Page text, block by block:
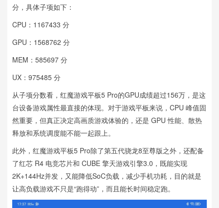
分，具体子项如下：
CPU：1167433 分
GPU：1568762 分
MEM：585697 分
UX：975485 分
从子项分数看，红魔游戏平板5 Pro的GPU成绩超过156万，是这
台设备游戏属性最直接的体现。对于游戏平板来说，CPU 峰值固
然重要，但真正决定高画质游戏体验的，还是 GPU 性能、散热
释放和系统调度能不能一起跟上。
此外，红魔游戏平板5 Pro除了第五代骁龙8至尊版之外，还配备
了红芯 R4 电竞芯片和 CUBE 擎天游戏引擎3.0，既能实现
2K+144Hz并发，又能降低SoC负载，减少手机功耗，目的就是
让高负载游戏不只是“跑得动”，而且能长时间稳定跑。